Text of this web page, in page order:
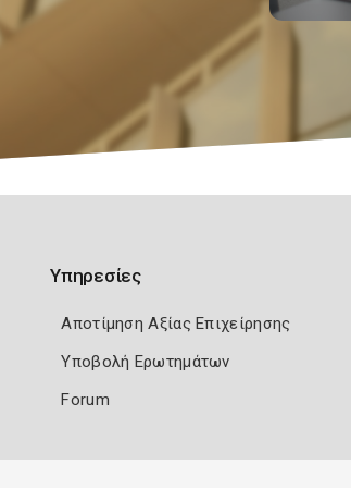
Υπηρεσίες
Αποτίμηση Αξίας Επιχείρησης
Υποβολή Ερωτημάτων
Forum